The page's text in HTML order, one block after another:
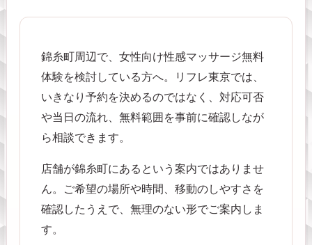
錦糸町周辺で、女性向け性感マッサージ無料
体験を検討している方へ。リフレ東京では、
いきなり予約を決めるのではなく、対応可否
や当日の流れ、無料範囲を事前に確認しなが
ら相談できます。
店舗が錦糸町にあるという案内ではありませ
ん。ご希望の場所や時間、移動のしやすさを
確認したうえで、無理のない形でご案内しま
す。